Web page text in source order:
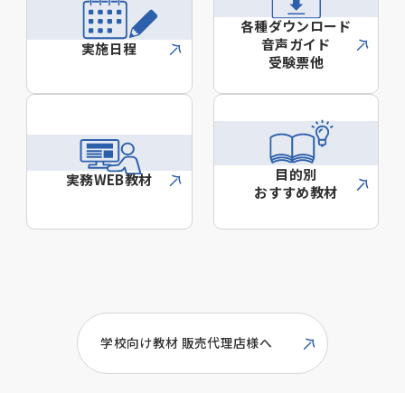
実施日程
各種ダウンロード
音声ガイド
受験票他
実務WEB教材
目的別
おすすめ教材
学校向け教材 販売代理店様へ